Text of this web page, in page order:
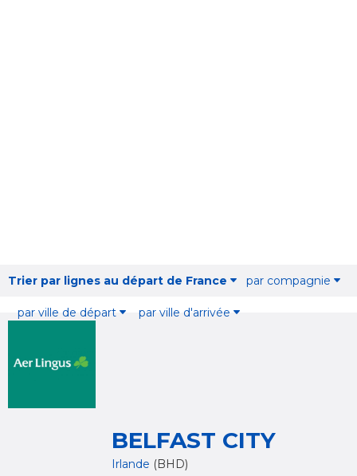
Trier par lignes au départ de France par compagnie
par ville de départ par ville d'arrivée
BELFAST CITY
Irlande (BHD)